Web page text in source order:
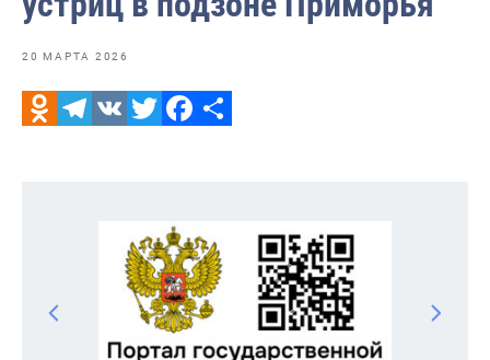
20 МАРТА 2026